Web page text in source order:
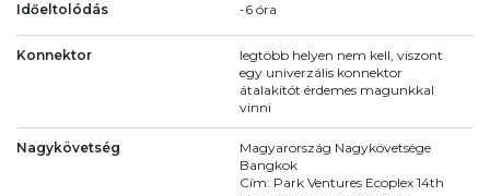
Időeltolódás -6 óra
Konnektor
legtöbb helyen nem kell, viszont
egy univerzális konnektor
átalakítót érdemes magunkkal
vinni
Nagykövetség
Magyarország Nagykövetsége
Bangkok
Cím: Park Ventures Ecoplex 14th